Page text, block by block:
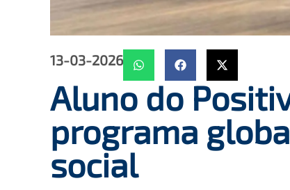
13-03-2026
Aluno do
programa
social